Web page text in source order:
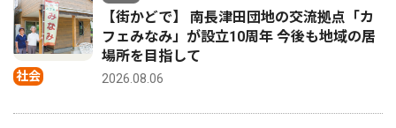
社会
【街かどで】 南長津田団地の交流拠点「カ
フェみなみ」が設立10周年 今後も地域の居
場所を目指して
2026.08.06